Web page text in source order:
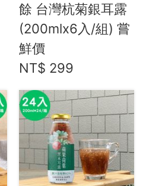
餘 台灣杭菊銀耳露
(200mlx6入/組) 嘗
鮮價
NT$ 299